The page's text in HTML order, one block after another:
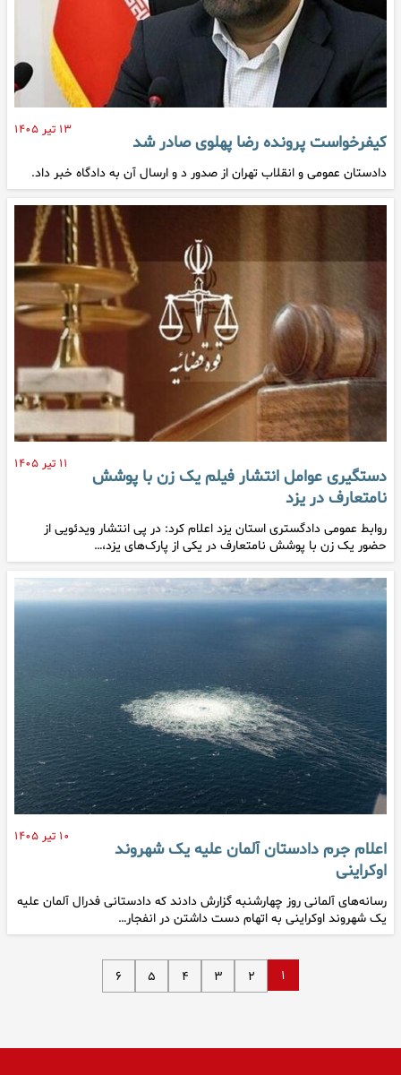
۱۳ تیر ۱۴۰۵
کیفرخواست پرونده رضا پهلوی صادر شد
دادستان عمومی و انقلاب تهران از صدور د و ارسال آن به دادگاه خبر داد.
۱۱ تیر ۱۴۰۵
دستگیری عوامل انتشار فیلم یک زن با پوشش
نامتعارف در یزد
روابط عمومی دادگستری استان یزد اعلام کرد: در پی انتشار ویدئویی از
حضور یک زن با پوشش نامتعارف در یکی از پارک‌های یزد،…
۱۰ تیر ۱۴۰۵
اعلام جرم دادستان آلمان علیه یک شهروند
اوکراینی
رسانه‌های آلمانی روز چهارشنبه گزارش دادند که دادستانی فدرال آلمان علیه
یک شهروند اوکراینی به اتهام دست داشتن در انفجار…
۱ ۲ ۳ ۴ ۵ ۶